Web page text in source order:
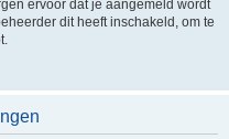
ervoor dat je aangemeld wordt
dit heeft inschakeld, om te